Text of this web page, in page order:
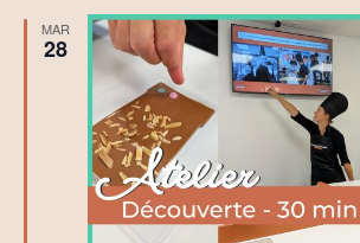
h
o
c
o
l
a
t
C
r
é
a
t
MAR
28